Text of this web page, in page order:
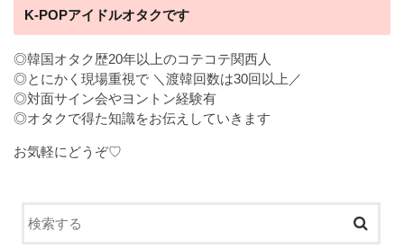
K-POPアイドルオタクです
◎韓国オタク歴20年以上のコテコテ関西人
◎とにかく現場重視で ＼渡韓回数は30回以上／
◎対面サイン会やヨントン経験有
◎オタクで得た知識をお伝えしていきます
お気軽にどうぞ♡